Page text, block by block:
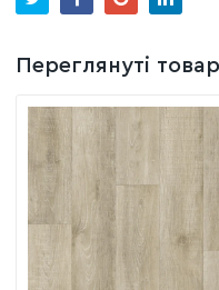
Переглянуті